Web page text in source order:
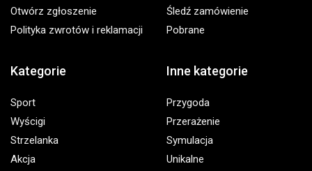
Otwórz zgłoszenie
Polityka zwrotów i reklamacji
Śledź zamówienie
Pobrane
Kategorie
Sport
Wyścigi
Strzelanka
Akcja
Inne kategorie
Przygoda
Przerażenie
Symulacja
Unikalne